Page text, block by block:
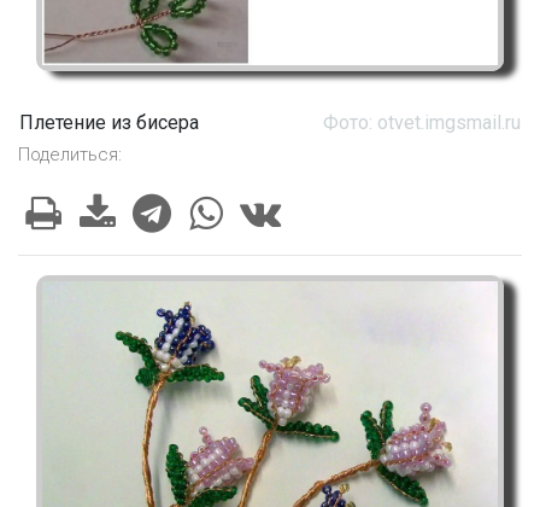
Плетение из бисера Фото: otvet.imgsmail.ru
Поделиться: